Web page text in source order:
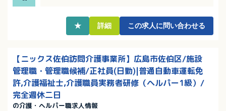
★ 詳細 この求人に問い合わせる
【ニックス佐伯訪問介護事業所】広島市佐伯区/施設
管理職・管理職候補/正社員(日勤)|普通自動車運転免
許,介護福祉士,介護職員実務者研修（ヘルパー1級）/
完全週休二日
の介護・ヘルパー職求人情報